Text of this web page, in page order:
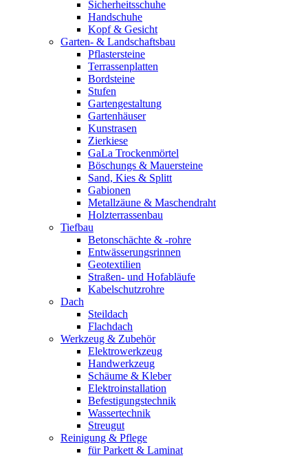
Sicherheitsschuhe
Handschuhe
Kopf & Gesicht
Garten- & Landschaftsbau
Pflastersteine
Terrassenplatten
Bordsteine
Stufen
Gartengestaltung
Gartenhäuser
Kunstrasen
Zierkiese
GaLa Trockenmörtel
Böschungs & Mauersteine
Sand, Kies & Splitt
Gabionen
Metallzäune & Maschendraht
Holzterrassenbau
Tiefbau
Betonschächte & -rohre
Entwässerungsrinnen
Geotextilien
Straßen- und Hofabläufe
Kabelschutzrohre
Dach
Steildach
Flachdach
Werkzeug & Zubehör
Elektrowerkzeug
Handwerkzeug
Schäume & Kleber
Elektroinstallation
Befestigungstechnik
Wassertechnik
Streugut
Reinigung & Pflege
für Parkett & Laminat